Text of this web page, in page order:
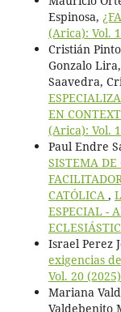
Espinosa,
(Arica): Vol.
Cristián
Gonzalo
Saavedra,
EN
(Arica): Vol.
Paul Endre
SISTEMA DE
CATÓLICA ,
ESPECIAL -
Israel Perez
exigencias
Vol. 20
Mariana
Valdebenito